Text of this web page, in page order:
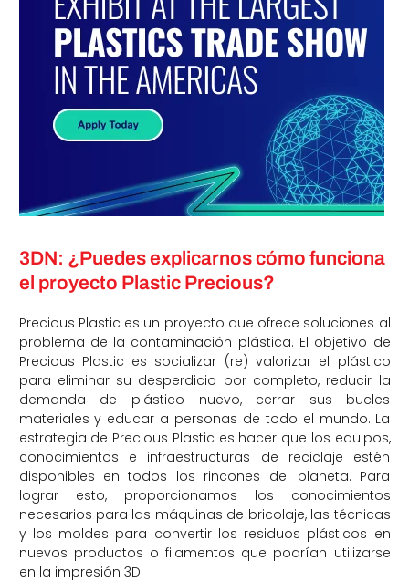
3DN: ¿Puedes explicarnos cómo funciona
el proyecto Plastic Precious?
Precious Plastic es un proyecto que ofrece soluciones al
problema de la contaminación plástica. El objetivo de
Precious Plastic es socializar (re) valorizar el plástico
para eliminar su desperdicio por completo, reducir la
demanda de plástico nuevo, cerrar sus bucles
materiales y educar a personas de todo el mundo. La
estrategia de Precious Plastic es hacer que los equipos,
conocimientos e infraestructuras de reciclaje estén
disponibles en todos los rincones del planeta. Para
lograr esto, proporcionamos los conocimientos
necesarios para las máquinas de bricolaje, las técnicas
y los moldes para convertir los residuos plásticos en
nuevos productos o filamentos que podrían utilizarse
en la impresión 3D.